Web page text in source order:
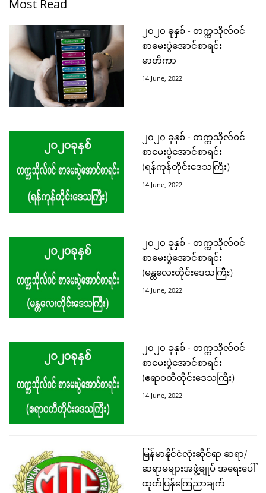
Most Read
၂၀၂၀ ခုနှစ် - တက္ကသိုလ်ဝင်
စာမေးပွဲအောင်စာရင်း
မာတိကာ
14 June, 2022
၂၀၂၀ ခုနှစ် - တက္ကသိုလ်ဝင်
စာမေးပွဲအောင်စာရင်း
(ရန်ကုန်တိုင်းဒေသကြီး)
14 June, 2022
၂၀၂၀ ခုနှစ် - တက္ကသိုလ်ဝင်
စာမေးပွဲအောင်စာရင်း
(မန္တလေးတိုင်းဒေသကြီး)
14 June, 2022
၂၀၂၀ ခုနှစ် - တက္ကသိုလ်ဝင်
စာမေးပွဲအောင်စာရင်း
(ဧရာဝတီတိုင်းဒေသကြီး)
14 June, 2022
မြန်မာနိုင်ငံလုံးဆိုင်ရာ ဆရာ/
ဆရာမများအဖွဲ့ချုပ် အရေးပေါ်
ထုတ်ပြန်ကြေညာချက်